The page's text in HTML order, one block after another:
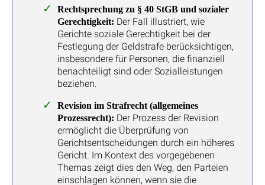
Rechtsprechung zu § 40 StGB und sozialer
Gerechtigkeit: Der Fall illustriert, wie
Gerichte soziale Gerechtigkeit bei der
Festlegung der Geldstrafe berücksichtigen,
insbesondere für Personen, die finanziell
benachteiligt sind oder Sozialleistungen
beziehen.
Revision im Strafrecht (allgemeines
Prozessrecht): Der Prozess der Revision
ermöglicht die Überprüfung von
Gerichtsentscheidungen durch ein höheres
Gericht. Im Kontext des vorgegebenen
Themas zeigt dies den Weg, den Parteien
einschlagen können, wenn sie die